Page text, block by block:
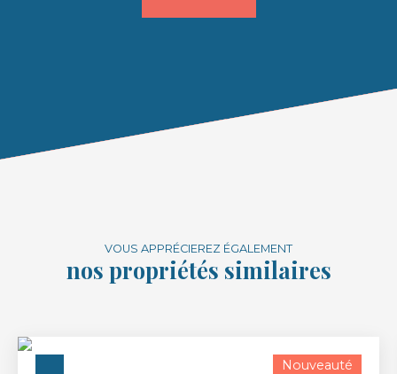
VOUS APPRÉCIEREZ ÉGALEMENT
nos propriétés similaires
Nouveauté